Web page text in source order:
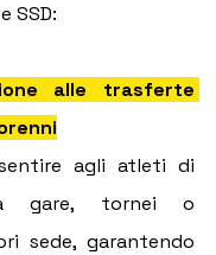
SSD:
alle trasferte
agli atleti di
gare, tornei o
sede, garantendo